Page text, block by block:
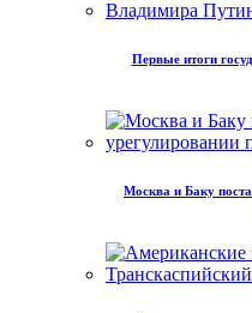
Первые итоги
Москва и Баку